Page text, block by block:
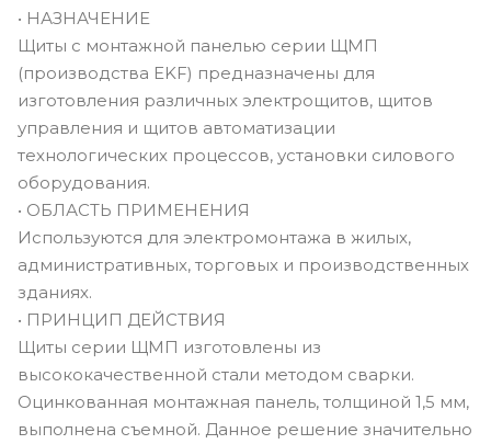
• НАЗНАЧЕНИЕ
Щиты с монтажной панелью серии ЩМП
(производства EKF) предназначены для
изготовления различных электрощитов, щитов
управления и щитов автоматизации
технологических процессов, установки силового
оборудования.
• ОБЛАСТЬ ПРИМЕНЕНИЯ
Используются для электромонтажа в жилых,
административных, торговых и производственных
зданиях.
• ПРИНЦИП ДЕЙСТВИЯ
Щиты серии ЩМП изготовлены из
высококачественной стали методом сварки.
Оцинкованная монтажная панель, толщиной 1,5 мм,
выполнена съемной. Данное решение значительно